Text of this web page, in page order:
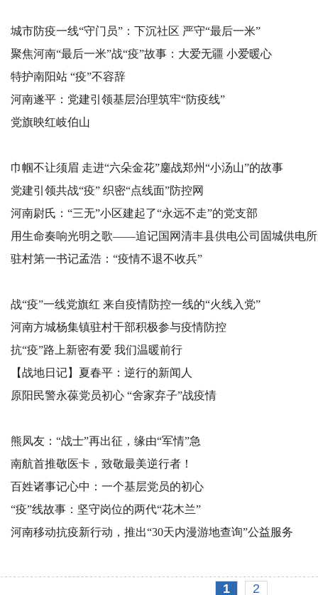
城市防疫一线“守门员”：下沉社区 严守“最后一米”
聚焦河南“最后一米”战“疫”故事：大爱无疆 小爱暖心
特护南阳站 “疫”不容辞
河南遂平：党建引领基层治理筑牢“防疫线”
党旗映红岐伯山
巾帼不让须眉 走进“六朵金花”鏖战郑州“小汤山”的故事
党建引领共战“疫” 织密“点线面”防控网
河南尉氏：“三无”小区建起了“永远不走”的党支部
用生命奏响光明之歌——追记国网清丰县供电公司固城供电
坤
驻村第一书记孟浩：“疫情不退不收兵”
战“疫”一线党旗红 来自疫情防控一线的“火线入党”
河南方城杨集镇驻村干部积极参与疫情防控
抗“疫”路上新密有爱 我们温暖前行
【战地日记】夏春平：逆行的新闻人
原阳民警永葆党员初心 “舍家弃子”战疫情
熊凤友：“战士”再出征，缘由“军情”急
南航首推敬医卡，致敬最美逆行者！
百姓诸事记心中：一个基层党员的初心
“疫”线故事：坚守岗位的两代“花木兰”
河南移动抗疫新行动，推出“30天内漫游地查询”公益服务
1 2